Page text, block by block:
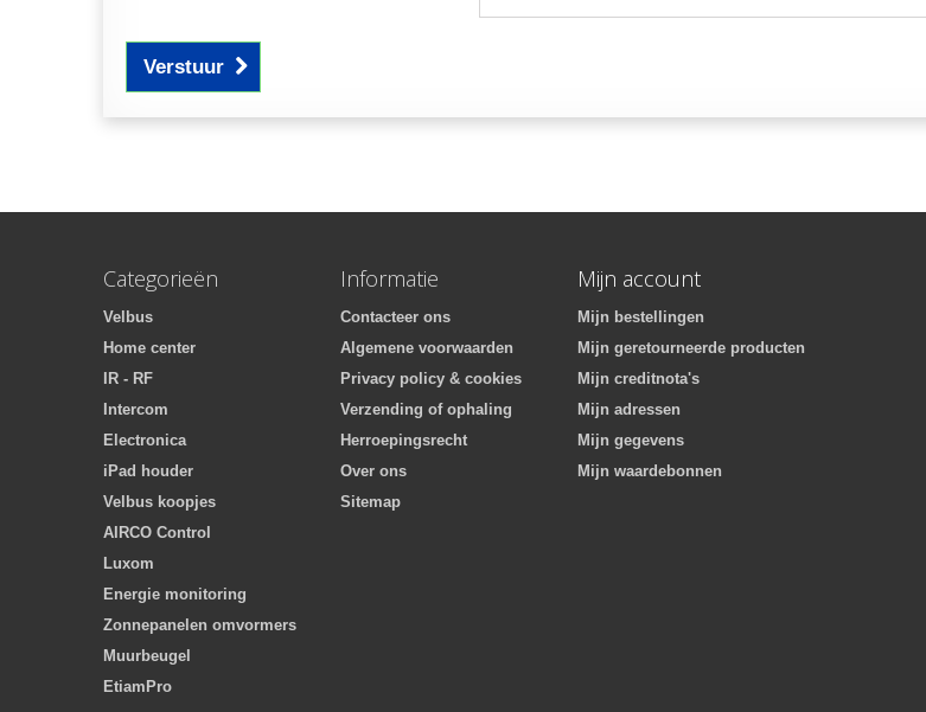
Verstuur
Categorieën
Velbus
Home center
IR - RF
Intercom
Electronica
iPad houder
Velbus koopjes
AIRCO Control
Luxom
Energie monitoring
Zonnepanelen omvormers
Muurbeugel
EtiamPro
Informatie
Contacteer ons
Algemene voorwaarden
Privacy policy & cookies
Verzending of ophaling
Herroepingsrecht
Over ons
Sitemap
Mijn account
Mijn bestellingen
Mijn geretourneerde producten
Mijn creditnota's
Mijn adressen
Mijn gegevens
Mijn waardebonnen